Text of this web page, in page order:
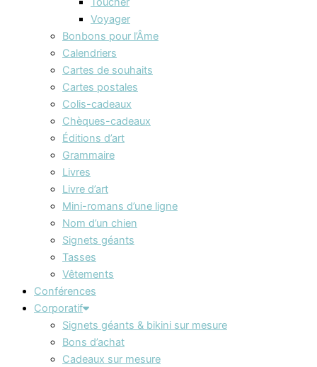
Voyager
Bonbons pour l’Âme
Calendriers
Cartes de souhaits
Cartes postales
Colis-cadeaux
Chèques-cadeaux
Éditions d’art
Grammaire
Livres
Livre d’art
Mini-romans d’une ligne
Nom d’un chien
Signets géants
Tasses
Vêtements
Conférences
Corporatif
Signets géants & bikini sur mesure
Bons d’achat
Cadeaux sur mesure